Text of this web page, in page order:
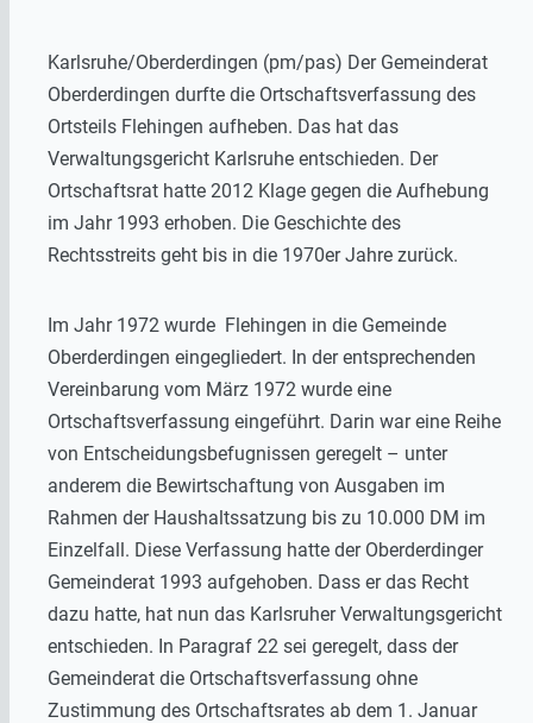
Karlsruhe/Oberderdingen (pm/pas) Der Gemeinderat
Oberderdingen durfte die Ortschaftsverfassung des
Ortsteils Flehingen aufheben. Das hat das
Verwaltungsgericht Karlsruhe entschieden. Der
Ortschaftsrat hatte 2012 Klage gegen die Aufhebung
im Jahr 1993 erhoben. Die Geschichte des
Rechtsstreits geht bis in die 1970er Jahre zurück.
Im Jahr 1972 wurde Flehingen in die Gemeinde
Oberderdingen eingegliedert. In der entsprechenden
Vereinbarung vom März 1972 wurde eine
Ortschaftsverfassung eingeführt. Darin war eine Reihe
von Entscheidungsbefugnissen geregelt – unter
anderem die Bewirtschaftung von Ausgaben im
Rahmen der Haushaltssatzung bis zu 10.000 DM im
Einzelfall. Diese Verfassung hatte der Oberderdinger
Gemeinderat 1993 aufgehoben. Dass er das Recht
dazu hatte, hat nun das Karlsruher Verwaltungsgericht
entschieden. In Paragraf 22 sei geregelt, dass der
Gemeinderat die Ortschaftsverfassung ohne
Zustimmung des Ortschaftsrates ab dem 1. Januar